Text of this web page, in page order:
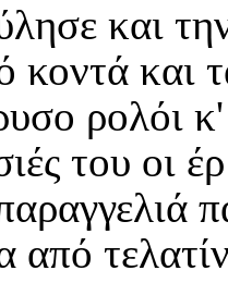
και
κοντά και
ρολόι
του οι
από